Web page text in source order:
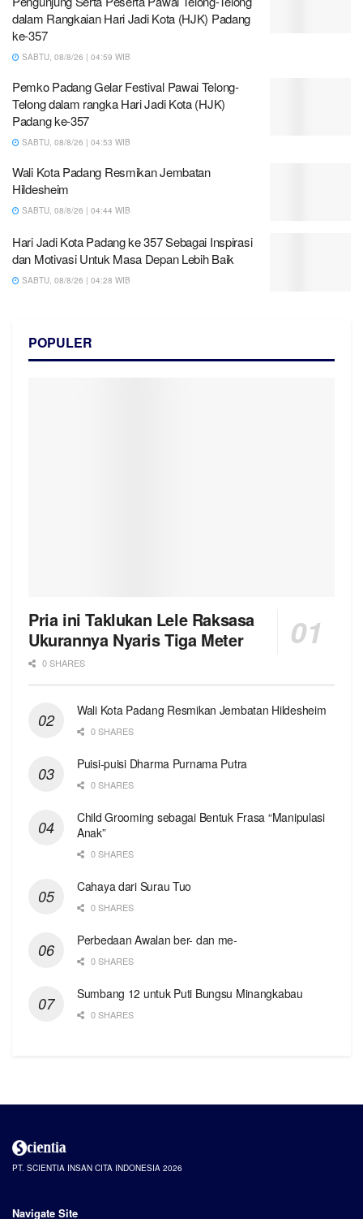
dalam Rangkaian Hari Jadi Kota (HJK) Padang
ke-357
SABTU, 08/8/26 | 04:59 WIB
Pemko Padang Gelar Festival Pawai Telong-
Telong dalam rangka Hari Jadi Kota (HJK)
Padang ke-357
SABTU, 08/8/26 | 04:53 WIB
Wali Kota Padang Resmikan Jembatan
Hildesheim
SABTU, 08/8/26 | 04:44 WIB
Hari Jadi Kota Padang ke 357 Sebagai Inspirasi
dan Motivasi Untuk Masa Depan Lebih Baik
SABTU, 08/8/26 | 04:28 WIB
POPULER
Pria ini Taklukan Lele Raksasa
Ukurannya Nyaris Tiga Meter
0 SHARES
Wali Kota Padang Resmikan Jembatan Hildesheim
0 SHARES
Puisi-puisi Dharma Purnama Putra
0 SHARES
Child Grooming sebagai Bentuk Frasa “Manipulasi
Anak”
0 SHARES
Cahaya dari Surau Tuo
0 SHARES
Perbedaan Awalan ber- dan me-
0 SHARES
Sumbang 12 untuk Puti Bungsu Minangkabau
0 SHARES
PT. SCIENTIA INSAN CITA INDONESIA 2026
Navigate Site